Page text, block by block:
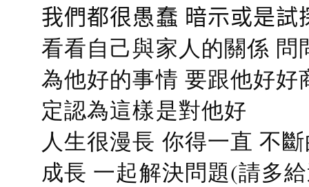
我們都很愚蠢 暗示或是
看看自己與家人的關係
為他好的事情 要跟他好
定認為這樣是對他好
人生很漫長 你得一直 不
成長 一起解決問題(請多